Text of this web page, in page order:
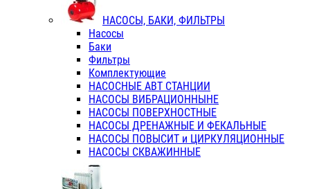
НАСОСЫ, БАКИ, ФИЛЬТРЫ
Насосы
Баки
Фильтры
Комплектующие
НАСОСНЫЕ АВТ СТАНЦИИ
НАСОСЫ ВИБРАЦИОННЫНЕ
НАСОСЫ ПОВЕРХНОСТНЫЕ
НАСОСЫ ДРЕНАЖНЫЕ И ФЕКАЛЬНЫЕ
НАСОСЫ ПОВЫСИТ и ЦИРКУЛЯЦИОННЫЕ
НАСОСЫ СКВАЖИННЫЕ